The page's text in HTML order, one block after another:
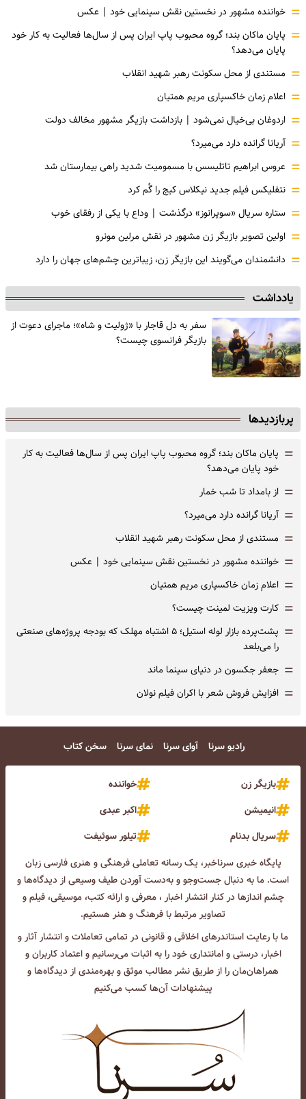
= خواننده مشهور در نخستین نقش سینمایی خود |‌ عکس
= پایان ماکان بند؛ گروه محبوب پاپ ایران پس از سال‌ها فعالیت به کار خود
پایان می‌دهد؟
= مستندی از محل سکونت رهبر شهید انقلاب
= اعلام زمان خاکسپاری مریم همتیان
= اردوغان بی‌خیال نمی‌شود | بازداشت بازیگر مشهور مخالف دولت
= آریانا گرانده دارد می‌میرد؟
= عروس ابراهیم تاتلیسس با مسمومیت شدید راهی بیمارستان شد
= نتفلیکس فیلم جدید نیکلاس کیج را گُم کرد
= ستاره سریال «سوپرانوز» درگذشت | وداع با یکی از رفقای خوب
= اولین تصویر بازیگر زن مشهور در نقش مرلین مونرو
= دانشمندان می‌گویند این بازیگر زن، زیباترین چشم‌های جهان را دارد
یادداشت
سفر به دل قاجار با «ژولیت و شاه»؛ ماجرای دعوت از
‌بازیگر فرانسوی چیست؟
پربازدیدها
= پایان ماکان بند؛ گروه محبوب پاپ ایران پس از سال‌ها فعالیت به کار
خود پایان می‌دهد؟
= از بامداد تا شب خمار
= آریانا گرانده دارد می‌میرد؟
= مستندی از محل سکونت رهبر شهید انقلاب
= خواننده مشهور در نخستین نقش سینمایی خود |‌ عکس
= اعلام زمان خاکسپاری مریم همتیان
= کارت ویزیت لمینت چیست؟
=
پشت‌پرده بازار لوله استیل؛ ۵ اشتباه مهلک که بودجه پروژه‌های صنعتی
را می‌بلعد
= جعفر جکسون در دنیای سینما ماند
= افزایش فروش شعر با اکران فیلم نولان
رادیو سرنا آوای سرنا نمای سرنا سخن کتاب
بازیگر زن
خواننده
انیمیشن
اکبر عبدی
سریال بدنام
تیلور سوئیفت
پایگاه خبری سرناخبر، یک رسانه تعاملی فرهنگی و هنری فارسی زبان
است. ما به دنبال جست‌و‌جو و به‌دست آوردن طیف وسیعی از دیدگاه‌ها و
چشم انداز‌ها در کنار انتشار اخبار ، معرفی و ارائه کتب، موسیقی، فیلم و
تصاویر مرتبط با فرهنگ و هنر هستیم.
ما با رعایت استاندرهای اخلاقی و قانونی در تمامی تعاملات و انتشار آثار و
اخبار، درستی و امانتداری خود را به اثبات می‌رسانیم و اعتماد کاربران و
همراهان‌مان را از طریق نشر مطالب موثق و بهره‌مندی از دیدگاه‌ها و
پیشنهادات آن‌ها کسب می‌کنیم